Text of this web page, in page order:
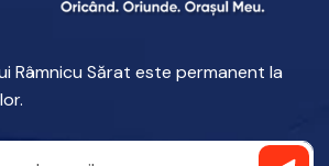
Râmnicu Sărat este permanent la